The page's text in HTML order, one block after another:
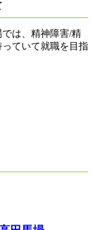
は、精神障害/精
ていて就職を目指